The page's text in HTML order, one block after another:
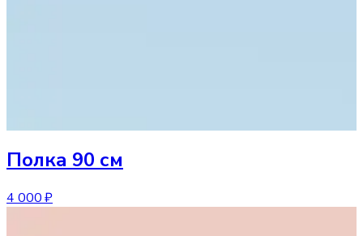
Полка 90 см
4 000 ₽